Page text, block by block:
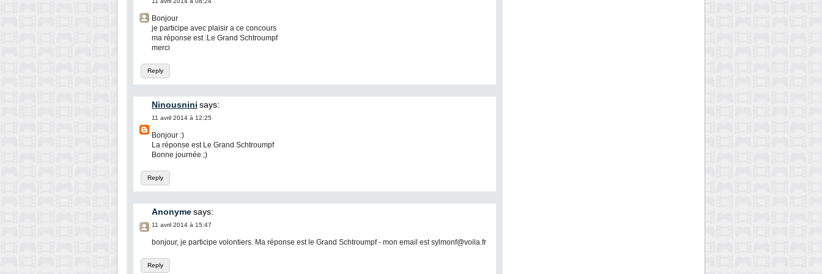
Reply
Bonjour
je participe avec plaisir a ce concours
ma réponse est :Le Grand Schtroumpf
merci
Ninousnini says:
11 avril 2014 à 12:25
Reply
Bonjour :)
La réponse est Le Grand Schtroumpf
Bonne journée ;)
Anonymesays:
11 avril 2014 à 15:47
Reply
bonjour, je participe volontiers. Ma réponse est le Grand Schtroumpf - mon email est sylmonf@voila.fr